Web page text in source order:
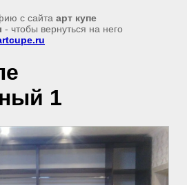
с сайта арт купе
- чтобы вернуться на него
1